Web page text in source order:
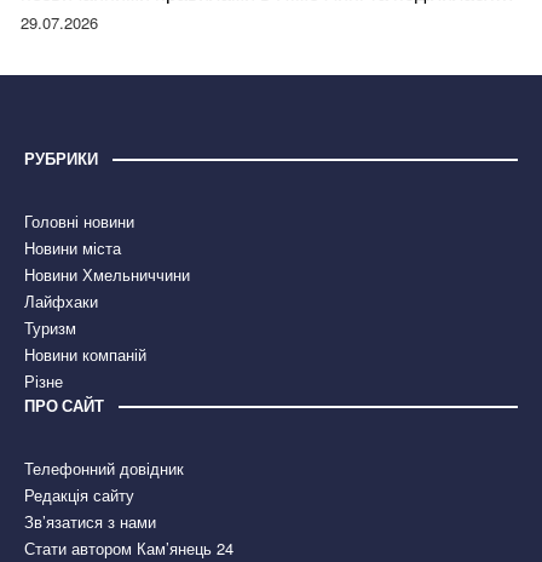
правдою
29.07.2026
РУБРИКИ
Головні новини
Новини міста
Новини Хмельниччини
Лайфхаки
Туризм
Новини компаній
Різне
ПРО САЙТ
Телефонний довідник
Редакція сайту
Зв’язатися з нами
Стати автором Кам’янець 24